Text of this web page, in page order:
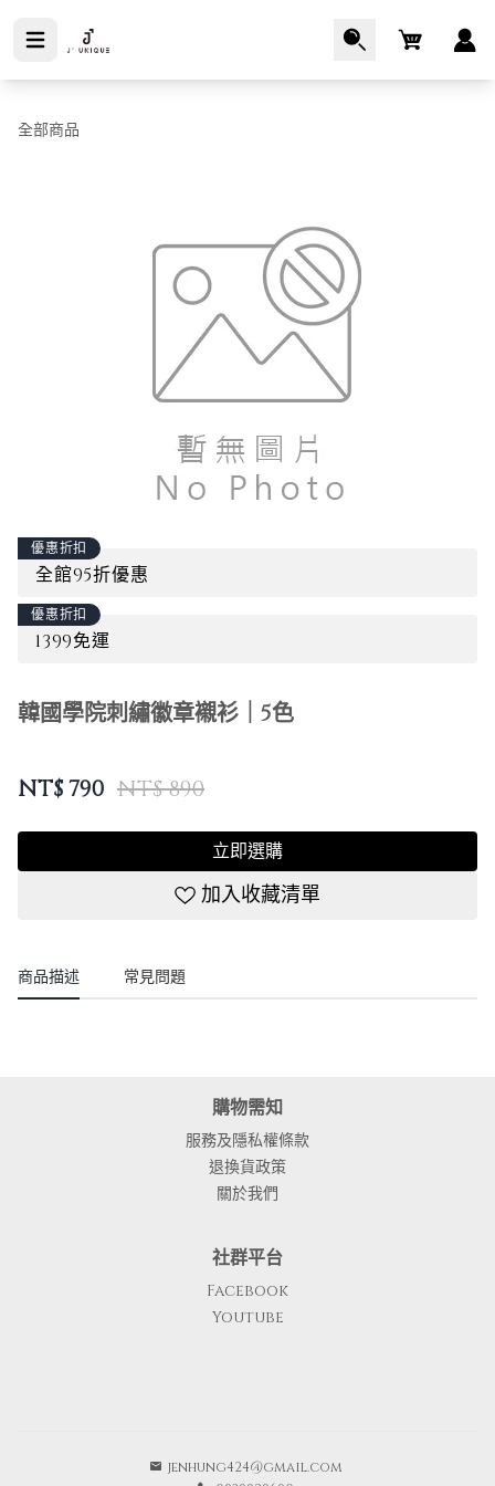
Cart
全部商品
優惠折扣
全館95折優惠
優惠折扣
1399免運
韓國學院刺繡徽章襯衫｜5色
NT$790 NT$ 890
立即選購
加入收藏清單
商品描述 常見問題
購物需知
服務及隱私權條款
退換貨政策
關於我們
社群平台
Facebook
Youtube
jenhung424@gmail.com